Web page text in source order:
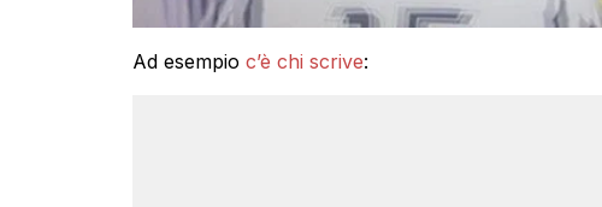
Ad esempio c’è chi scrive: